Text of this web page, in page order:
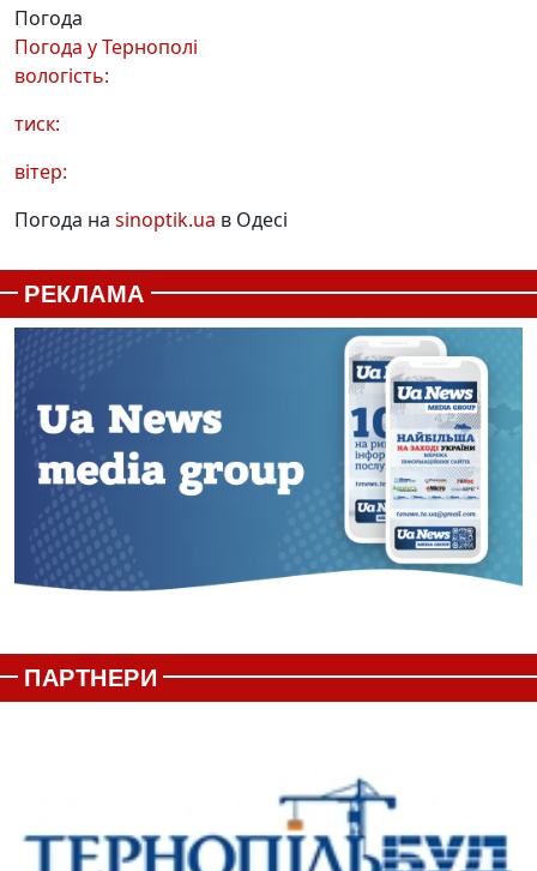
Погода
Погода уТернополі
вологість:
тиск:
вітер:
Погода на sinoptik.ua в Одесі
РЕКЛАМА
ПАРТНЕРИ